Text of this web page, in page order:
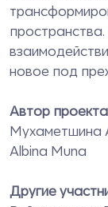
новое под
Автор
Мухаметшина
Albina Muna
Другие